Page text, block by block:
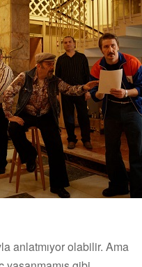
anlatmıyor olabilir. Ama